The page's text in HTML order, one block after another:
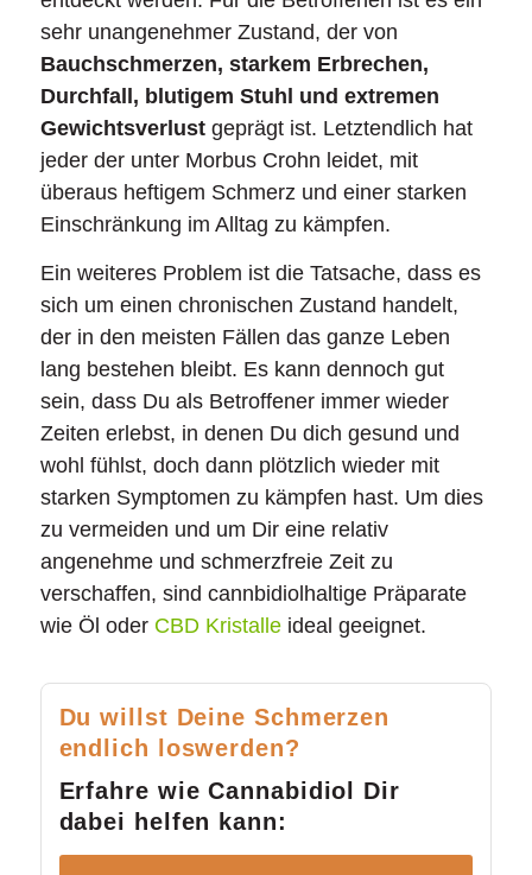
sehr unangenehmer Zustand, der von
Bauchschmerzen, starkem Erbrechen,
Durchfall, blutigem Stuhl und extremen
Gewichtsverlustgeprägt ist. Letztendlich hat
jeder der unter Morbus Crohn leidet, mit
überaus heftigem Schmerz und einer starken
Einschränkung im Alltag zu kämpfen.
Ein weiteres Problem ist die Tatsache, dass es
sich um einen chronischen Zustand handelt,
der in den meisten Fällen das ganze Leben
lang bestehen bleibt. Es kann dennoch gut
sein, dass Du als Betroffener immer wieder
Zeiten erlebst, in denen Du dich gesund und
wohl fühlst, doch dann plötzlich wieder mit
starken Symptomen zu kämpfen hast. Um dies
zu vermeiden und um Dir eine relativ
angenehme und schmerzfreie Zeit zu
verschaffen, sind cannbidiolhaltige Präparate
wie Öl oder CBD Kristalleideal geeignet.
Du willst Deine Schmerzen
endlich loswerden?
Erfahre wie Cannabidiol Dir
dabei helfen kann: